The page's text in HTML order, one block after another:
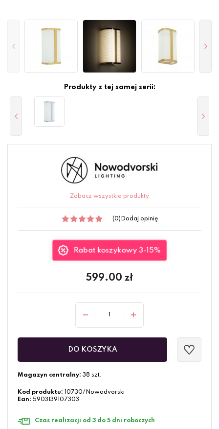
Produkty z tej samej serii:
Zobacz wszystkie produkty
(0) Dodaj opinię
Rabat koszykowy 3-15%
599.00 zł
DO KOSZYKA
Magazyn centralny: 38 szt.
Kod produktu:
10730/Nowodvorski
Ean: 5903139107303
Czas realizacji od 3 do 5 dni roboczych